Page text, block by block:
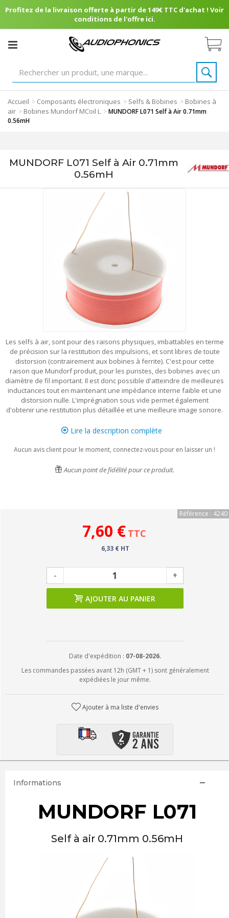
Profitez de la livraison offerte à partir de 149€ TTC d'achat ! Voir
conditions de l'offre ici.
Accueil > Composants électroniques > Selfs & Bobines > Bobines à
air > Bobines Mundorf MCoil L >MUNDORF L071 Self à Air 0.71mm
0.56mH
MUNDORF L071 Self à Air 0.71mm
0.56mH
Les selfs à air, sont pour des raisons physiques, imbattables en terme
de précision sur la restitution des impulsions, et sont libres de toute
distorsion (contrairement aux bobines à ferrite). C'est pour cette
raison que Mundorf produit, pour les puristes, des bobines avec un
diamètre de fil important. Il est donc possible d'atteindre de meilleures
inductances tout en maintenant une impédance interne faible et une
distorsion nulle. L'imprégnation sous vide permet également
d'obtenir une restitution plus détaillée et une meilleure image sonore.
Lire la description complète
Aucun avis client pour le moment, connectez-vous pour en laisser un !
Aucun point de fidélité pour ce produit.
Référence : 4240
7,60 € TTC
6,33 € HT
- +
AJOUTER AU PANIER
Date d'expédition : 07-08-2026.
Les commandes passées avant 12h (GMT + 1) sont généralement
expédiées le jour même.
Ajouter à ma liste d'envies
Informations
MUNDORF L071
Self à air 0.71mm 0.56mH